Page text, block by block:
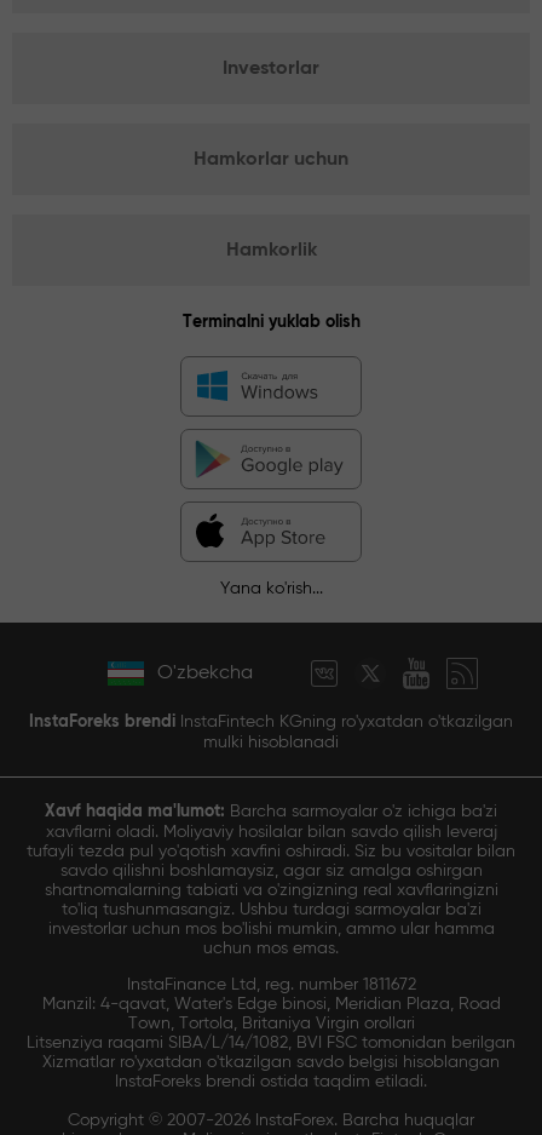
Investorlar
Hamkorlar uchun
Hamkorlik
Terminalni yuklab olish
Yana ko'rish...
O'zbekcha
InstaForeks brendi InstaFintech KGning ro'yxatdan o'tkazilgan
mulki hisoblanadi
Xavf haqida ma'lumot: Barcha sarmoyalar o'z ichiga ba'zi
xavflarni oladi. Moliyaviy hosilalar bilan savdo qilish leveraj
tufayli tezda pul yo'qotish xavfini oshiradi. Siz bu vositalar bilan
savdo qilishni boshlamaysiz, agar siz amalga oshirgan
shartnomalarning tabiati va o'zingizning real xavflaringizni
to'liq tushunmasangiz. Ushbu turdagi sarmoyalar ba'zi
investorlar uchun mos bo'lishi mumkin, ammo ular hamma
uchun mos emas.
InstaFinance Ltd, reg. number 1811672
Manzil: 4-qavat, Water's Edge binosi, Meridian Plaza, Road
Town, Tortola, Britaniya Virgin orollari
Litsenziya raqami SIBA/L/14/1082, BVI FSC tomonidan berilgan
Xizmatlar ro'yxatdan o'tkazilgan savdo belgisi hisoblangan
InstaForeks brendi ostida taqdim etiladi.
Copyright © 2007-2026 InstaForex. Barcha huquqlar